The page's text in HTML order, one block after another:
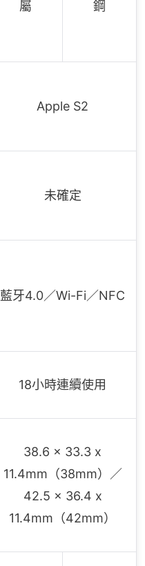
屬
鋼
Apple S2
未確定
藍牙4.0／Wi-Fi／NFC
18小時連續使用
38.6 x 33.3 x
11.4mm（38mm）／
42.5 x 36.4 x
11.4mm（42mm）